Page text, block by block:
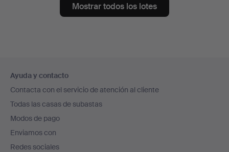
Mostrar todos los lotes
en
el
pie
de
página
Ayuda y contacto
Contacta con el servicio de atención al cliente
Todas las casas de subastas
Modos de pago
Enviamos con
Redes sociales